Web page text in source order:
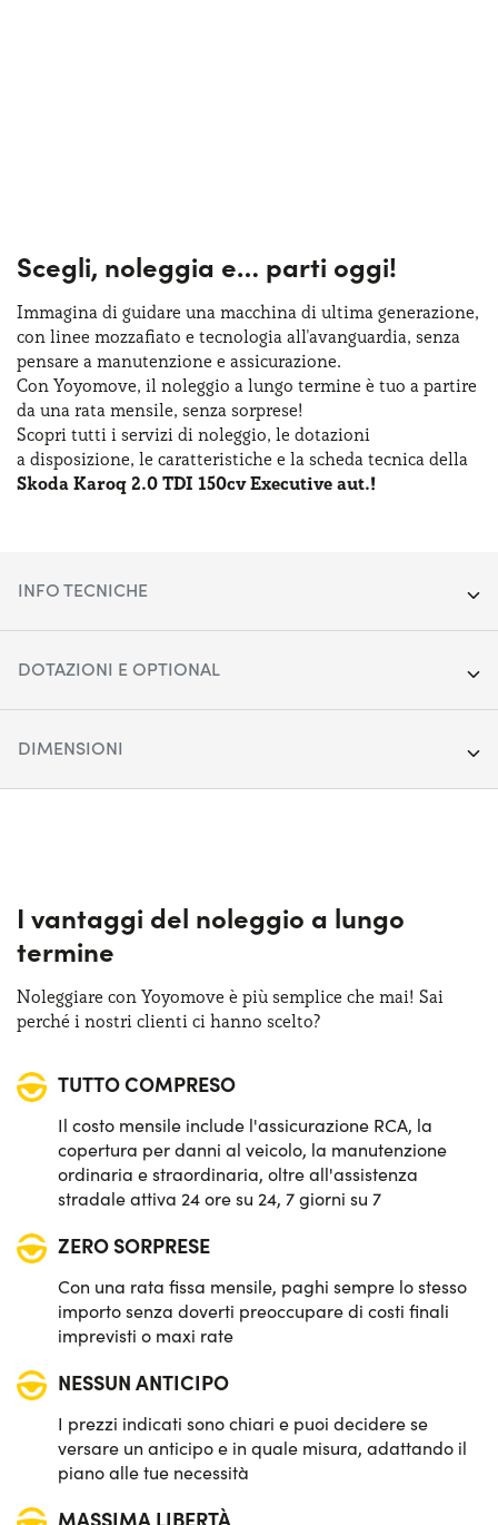
Scegli, noleggia e… parti oggi!
Immagina di guidare una macchina di ultima generazione,
con linee mozzafiato e tecnologia all'avanguardia, senza
pensare a manutenzione e assicurazione.
Con Yoyomove, il noleggio a lungo termine è tuo a partire
da una rata mensile, senza sorprese!
Scopri tutti i servizi di noleggio, le dotazioni
a disposizione, le caratteristiche e la scheda tecnica della
Skoda Karoq 2.0 TDI 150cv Executive aut.!
INFO TECNICHE
Alimentazione:
Posti auto:5
Potenza:
DOTAZIONI E OPTIONAL
Fari anteriori LED
Quadro strumenti digitale
Sensori di parcheggio posteriori
Start&Stop
Telecamera posteriore di parcheggio
DIMENSIONI
Altezza: 161 cm
Bagagliaio (max):
Bagagliaio (min): 521 lt
I vantaggi del noleggio a lungo
termine
Noleggiare con Yoyomove è più semplice che mai! Sai
perché i nostri clienti ci hanno scelto?
TUTTO COMPRESO
Il costo mensile include l'assicurazione RCA, la
copertura per danni al veicolo, la manutenzione
ordinaria e straordinaria, oltre all'assistenza
stradale attiva 24 ore su 24, 7 giorni su 7
ZERO SORPRESE
Con una rata fissa mensile, paghi sempre lo stesso
importo senza doverti preoccupare di costi finali
imprevisti o maxi rate
NESSUN ANTICIPO
I prezzi indicati sono chiari e puoi decidere se
versare un anticipo e in quale misura, adattando il
piano alle tue necessità
MASSIMA LIBERTÀ